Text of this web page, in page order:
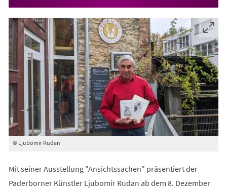
© Ljubomir Rudan
Mit seiner Ausstellung "Ansichtssachen" präsentiert der
Paderborner Künstler Ljubomir Rudan ab dem 8. Dezember